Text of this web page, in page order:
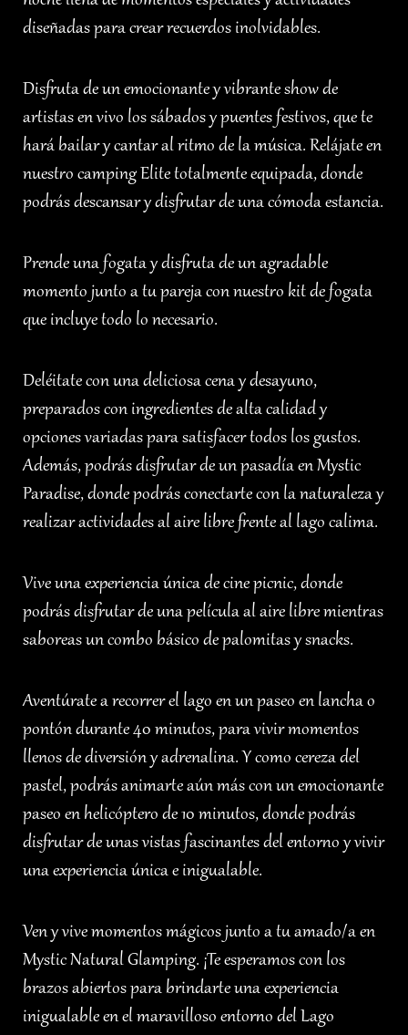
diseñadas para crear recuerdos inolvidables.
Disfruta de un emocionante y vibrante show de
artistas en vivo los sábados y puentes festivos, que te
hará bailar y cantar al ritmo de la música. Relájate en
nuestro camping Elite totalmente equipada, donde
podrás descansar y disfrutar de una cómoda estancia.
Prende una fogata y disfruta de un agradable
momento junto a tu pareja con nuestro kit de fogata
que incluye todo lo necesario.
Deléitate con una deliciosa cena y desayuno,
preparados con ingredientes de alta calidad y
opciones variadas para satisfacer todos los gustos.
Además, podrás disfrutar de un pasadía en Mystic
Paradise, donde podrás conectarte con la naturaleza y
realizar actividades al aire libre frente al lago calima.
Vive una experiencia única de cine picnic, donde
podrás disfrutar de una película al aire libre mientras
saboreas un combo básico de palomitas y snacks.
Aventúrate a recorrer el lago en un paseo en lancha o
pontón durante 40 minutos, para vivir momentos
llenos de diversión y adrenalina. Y como cereza del
pastel, podrás animarte aún más con un emocionante
paseo en helicóptero de 10 minutos, donde podrás
disfrutar de unas vistas fascinantes del entorno y vivir
una experiencia única e inigualable.
Ven y vive momentos mágicos junto a tu amado/a en
Mystic Natural Glamping. ¡Te esperamos con los
brazos abiertos para brindarte una experiencia
inigualable en el maravilloso entorno del Lago